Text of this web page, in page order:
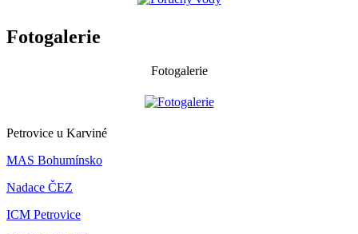
Fotogalerie
Fotogalerie
Petrovice u Karviné
MAS Bohumínsko
Nadace ČEZ
ICM Petrovice